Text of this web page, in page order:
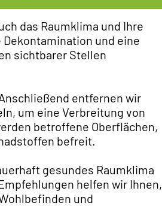
das Raumklima und Ihre
und eine
sichtbarer Stellen
entfernen wir
um eine Verbreitung von
betroffene Oberflächen,
befreit.
gesundes Raumklima
helfen wir Ihnen,
und